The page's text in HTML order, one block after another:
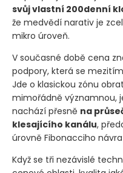
na tomto rámci přesně
se pohybuje v klesajícím
svůj vlastní 200denní
že medvědí narativ je
mikro úroveň.
V současné době cena
podpory, která se
Jde o klasickou zónu
mimořádně významnou,
nachází přesněna
klesajícího kanálu ,
úrovně Fibonacciho